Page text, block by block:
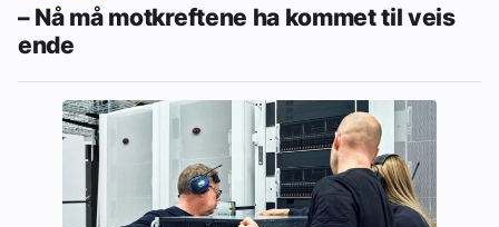
– Nå må motkreftene ha kommet til veis
ende